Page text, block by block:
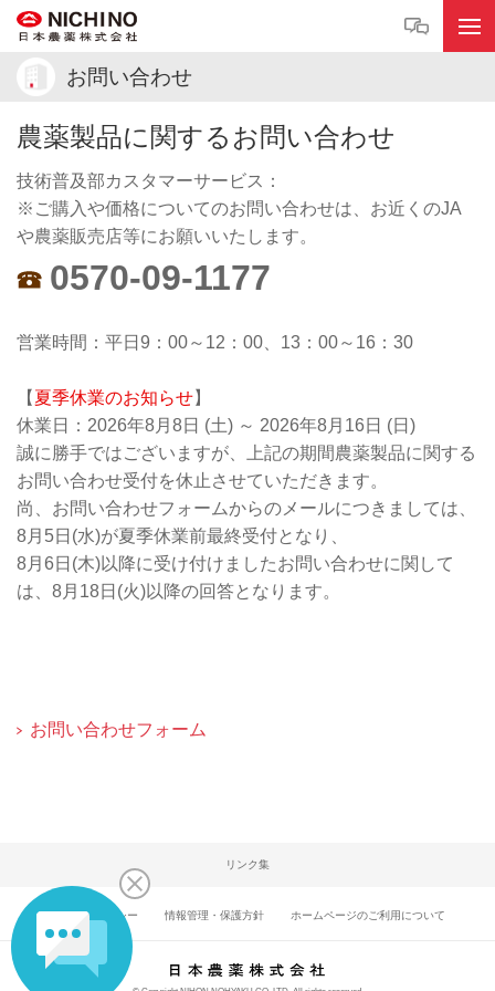
お問い合わせ
農薬製品に関するお問い合わせ
技術普及部カスタマーサービス：
※ご購入や価格についてのお問い合わせは、お近くのJA
や農薬販売店等にお願いいたします。
0570-09-1177
営業時間：平日9：00～12：00、13：00～16：30
【 夏季休業のお知らせ】
休業日：2026年8月8日 (土) ～ 2026年8月16日 (日)
誠に勝手ではございますが、上記の期間農薬製品に関する
お問い合わせ受付を休止させていただきます。
尚、お問い合わせフォームからのメールにつきましては、
8月5日(水)が夏季休業前最終受付となり、
8月6日(木)以降に受け付けましたお問い合わせに関して
は、8月18日(火)以降の回答となります。
お問い合わせフォーム
リンク集
プライバシーポリシー 情報管理・保護方針 ホームページのご利用について